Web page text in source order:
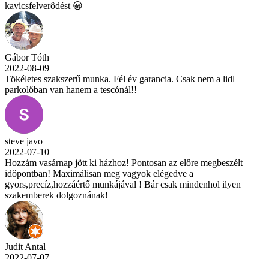
kavicsfelverôdést 😀
Gábor Tóth
2022-08-09
Tökéletes szakszerű munka. Fél év garancia. Csak nem a lidl
parkolőban van hanem a tescónál!!
steve javo
2022-07-10
Hozzám vasárnap jött ki házhoz! Pontosan az előre megbeszélt
időpontban! Maximálisan meg vagyok elégedve a
gyors,precíz,hozzáértő munkájával ! Bár csak mindenhol ilyen
szakemberek dolgoznának!
Judit Antal